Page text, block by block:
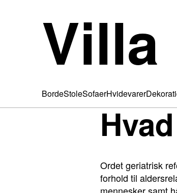
Villa
BordeStoleSofaerHvidevarer
Ordet geriatrisk
forhold til